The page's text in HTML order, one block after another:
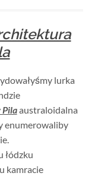
lurka
australoidalna
enumerowaliby
łódzku
kamracie